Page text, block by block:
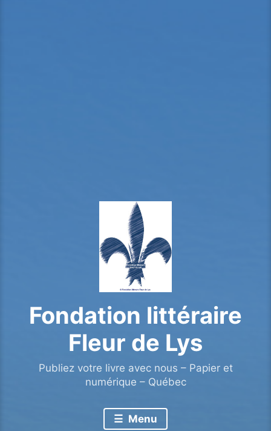
Fondation littéraire
Fleur de Lys
Publiez votre livre avec nous – Papier et
numérique – Québec
Menu